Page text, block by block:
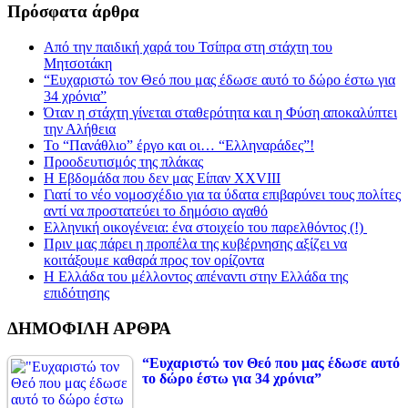
Πρόσφατα άρθρα
Από την παιδική χαρά του Τσίπρα στη στάχτη του
Μητσοτάκη
“Ευχαριστώ τον Θεό που μας έδωσε αυτό το δώρο έστω για
34 χρόνια”
Όταν η στάχτη γίνεται σταθερότητα και η Φύση αποκαλύπτει
την Αλήθεια
Το “Πανάθλιο” έργο και οι… “Ελληναράδες”!
Προοδευτισμός της πλάκας
Η Εβδομάδα που δεν μας Είπαν XXVIII
Γιατί το νέο νομοσχέδιο για τα ύδατα επιβαρύνει τους πολίτες
αντί να προστατεύει το δημόσιο αγαθό
Ελληνική οικογένεια: ένα στοιχείο του παρελθόντος (!)
Πριν μας πάρει η προπέλα της κυβέρνησης αξίζει να
κοιτάξουμε καθαρά προς τον ορίζοντα
Η Ελλάδα του μέλλοντος απέναντι στην Ελλάδα της
επιδότησης
ΔΗΜΟΦΙΛΗ ΑΡΘΡΑ
“Ευχαριστώ τον Θεό που μας έδωσε αυτό
το δώρο έστω για 34 χρόνια”